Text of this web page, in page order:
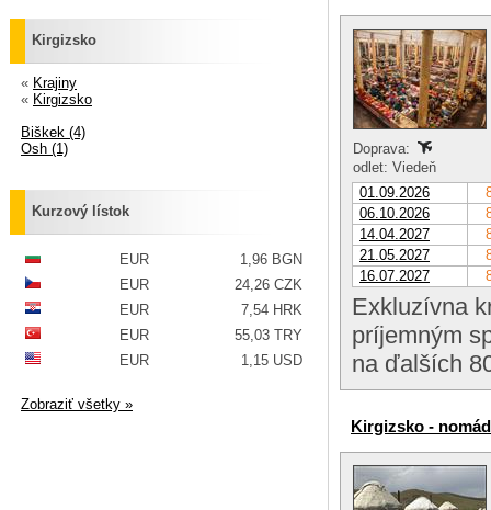
Doprava:
odlet: Viedeň
01.09.2026
06.10.2026
14.04.2027
21.05.2027
16.07.2027
Exkluzívna
príjemným
na ďalších
Kirgizsko -
Kirgizsko
« Krajiny
« Kirgizsko
Biškek (4)
Osh (1)
Kurzový lístok
EUR
1,96 BGN
EUR
24,26 CZK
EUR
7,54 HRK
EUR
55,03 TRY
EUR
1,15 USD
Zobraziť všetky »